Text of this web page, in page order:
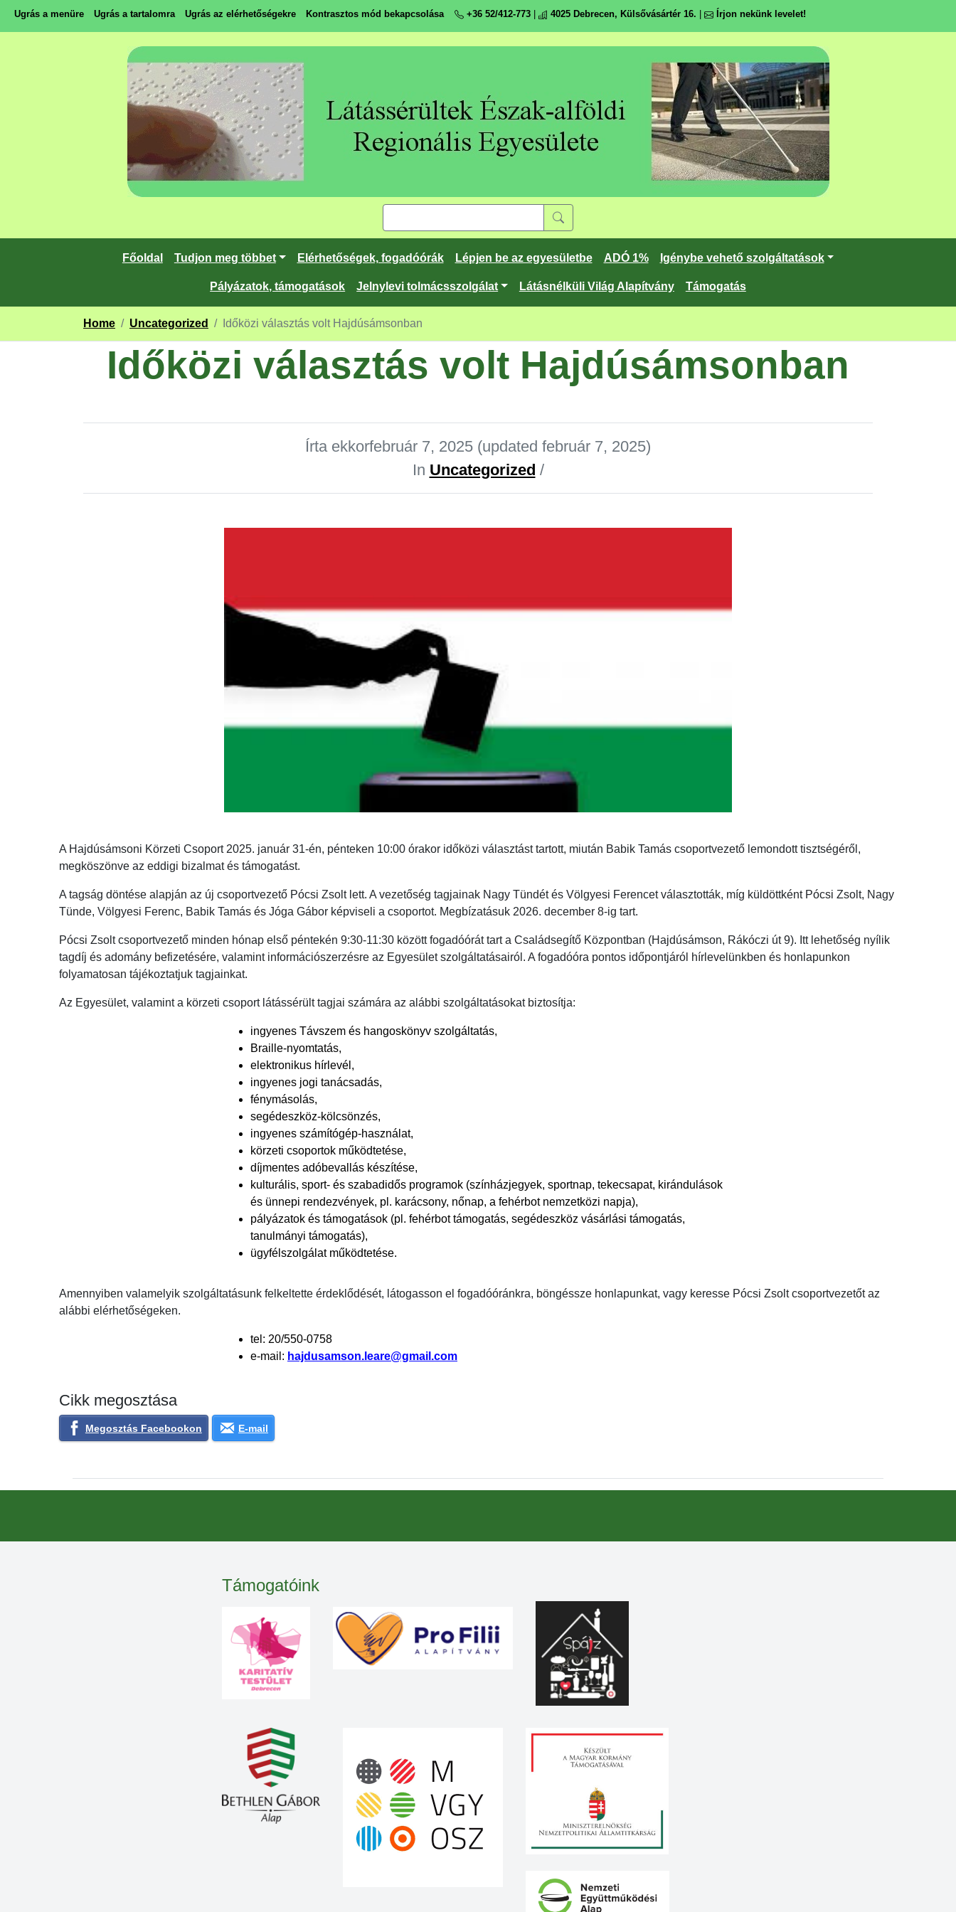
Ugrás a menüre Ugrás a tartalomra Ugrás az elérhetőségekre Kontrasztos mód bekapcsolása +36 52/412-773 4025 Debrecen, Külsővásártér 16. Írjon nekünk levelet!
Főoldal Tudjon meg többet Elérhetőségek, fogadóórák Lépjen be az egyesületbe ADÓ 1% Igénybe vehető szolgáltatások
Pályázatok, támogatások Jelnylevi tolmácsszolgálat Látásnélküli Világ Alapítvány Támogatás
Home / Uncategorized / Időközi választás volt Hajdúsámsonban
Időközi választás volt Hajdúsámsonban
Írta ekkorfebruár 7, 2025 (updated február 7, 2025)
In Uncategorized /
A Hajdúsámsoni Körzeti Csoport 2025. január 31-én, pénteken 10:00 órakor időközi választást tartott, miután Babik Tamás csoportvezető lemondott tisztségéről,
megköszönve az eddigi bizalmat és támogatást.
A tagság döntése alapján az új csoportvezető Pócsi Zsolt lett. A vezetőség tagjainak Nagy Tündét és Völgyesi Ferencet választották, míg küldöttként Pócsi Zsolt, Nagy
Tünde, Völgyesi Ferenc, Babik Tamás és Jóga Gábor képviseli a csoportot. Megbízatásuk 2026. december 8-ig tart.
Pócsi Zsolt csoportvezető minden hónap első péntekén 9:30-11:30 között fogadóórát tart a Családsegítő Központban (Hajdúsámson, Rákóczi út 9). Itt lehetőség nyílik
tagdíj és adomány befizetésére, valamint információszerzésre az Egyesület szolgáltatásairól. A fogadóóra pontos időpontjáról hírlevelünkben és honlapunkon
folyamatosan tájékoztatjuk tagjainkat.
Az Egyesület, valamint a körzeti csoport látássérült tagjai számára az alábbi szolgáltatásokat biztosítja:
ingyenes Távszem és hangoskönyv szolgáltatás,
Braille-nyomtatás,
elektronikus hírlevél,
ingyenes jogi tanácsadás,
fénymásolás,
segédeszköz-kölcsönzés,
ingyenes számítógép-használat,
körzeti csoportok működtetése,
díjmentes adóbevallás készítése,
kulturális, sport- és szabadidős programok (színházjegyek, sportnap, tekecsapat, kirándulások
és ünnepi rendezvények, pl. karácsony, nőnap, a fehérbot nemzetközi napja),
pályázatok és támogatások (pl. fehérbot támogatás, segédeszköz vásárlási támogatás,
tanulmányi támogatás),
ügyfélszolgálatműködtetése.
Amennyiben valamelyik szolgáltatásunk felkeltette érdeklődését, látogasson el fogadóóránkra, böngéssze honlapunkat, vagy keresse Pócsi Zsolt csoportvezetőt az
alábbi elérhetőségeken.
tel: 20/550-0758
e-mail: hajdusamson.leare@gmail.com
Cikk megosztása
Megosztás Facebookon E-mail
Támogatóink